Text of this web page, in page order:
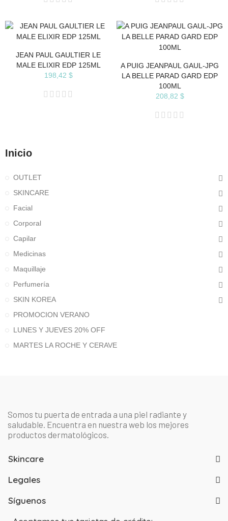
JEAN PAUL GAULTIER LE
MALE ELIXIR EDP 125ML
198,42 $
A PUIG JEANPAUL GAUL-JPG
LA BELLE PARAD GARD EDP
100ML
208,82 $
Inicio
OUTLET
SKINCARE
Facial
Corporal
Capilar
Medicinas
Maquillaje
Perfumería
SKIN KOREA
PROMOCION VERANO
LUNES Y JUEVES 20% OFF
MARTES LA ROCHE Y CERAVE
Somos tu puerta de entrada a una piel radiante y
saludable. Encuentra en nuestra web los mejores
productos dermatológicos.
Skincare
Legales
Síguenos